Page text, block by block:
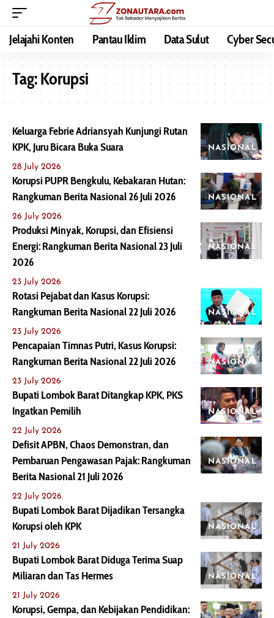
Jelajahi Konten Pantau Iklim Data Sulut Cyber
Tag:Korupsi
NASIONAL
Keluarga Febrie Adriansyah Kunjungi Rutan
KPK, Juru Bicara Buka Suara
28 July 2026
NASIONAL
Korupsi PUPR Bengkulu, Kebakaran Hutan:
Rangkuman Berita Nasional 26 Juli 2026
26 July 2026
NASIONAL
Produksi Minyak, Korupsi, dan Efisiensi
Energi: Rangkuman Berita Nasional 23 Juli
2026
23 July 2026
NASIONAL
Rotasi Pejabat dan Kasus Korupsi:
Rangkuman Berita Nasional 22 Juli 2026
23 July 2026
NASIONAL
Pencapaian Timnas Putri, Kasus Korupsi:
Rangkuman Berita Nasional 22 Juli 2026
23 July 2026
NASIONAL
Bupati Lombok Barat Ditangkap KPK, PKS
Ingatkan Pemilih
22 July 2026
NASIONAL
Defisit APBN, Chaos Demonstran, dan
Pembaruan Pengawasan Pajak: Rangkuman
Berita Nasional 21 Juli 2026
22 July 2026
NASIONAL
Bupati Lombok Barat Dijadikan Tersangka
Korupsi oleh KPK
21 July 2026
NASIONAL
Bupati Lombok Barat Diduga Terima Suap
Miliaran dan Tas Hermes
21 July 2026
Korupsi, Gempa, dan Kebijakan Pendidikan: